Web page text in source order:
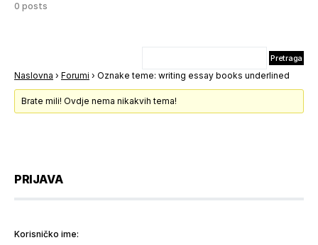
0 posts
Naslovna › Forumi › Oznake teme: writing essay books underlined
Brate mili! Ovdje nema nikakvih tema!
PRIJAVA
Korisničko ime: